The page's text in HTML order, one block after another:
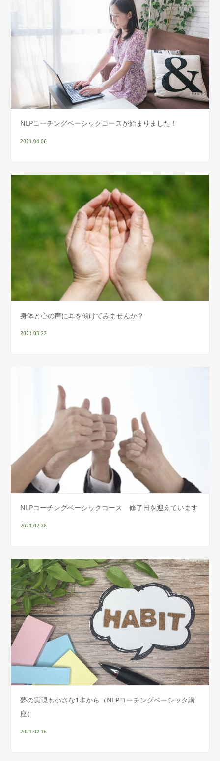
NLPコーチングベーシックコースが始まりました！
2021.04.06
身体と心の声に耳を傾けてみませんか？
2021.03.22
NLPコーチングベーシックコース 修了日を迎えています
2021.02.28
夢の実現も小さな1歩から（NLPコーチングベーシック講
座）
2021.02.16